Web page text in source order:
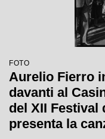
FOTO
Aurelio Fierro
davanti al
del XII Festival
presenta la